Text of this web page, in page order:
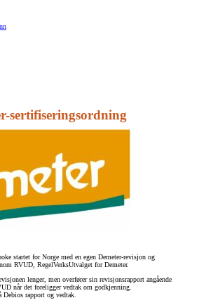
sertifiseringsordning
startet for Norge med en egen Demeter-revisjon og
RVUD, RegelVerksUtvalget for Demeter.
lenger, men overfører sin revisjonsrapport angående
når det foreligger vedtak om godkjenning.
Debios rapport og vedtak.